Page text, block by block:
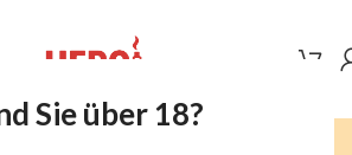
Sie über 18?
Cherry